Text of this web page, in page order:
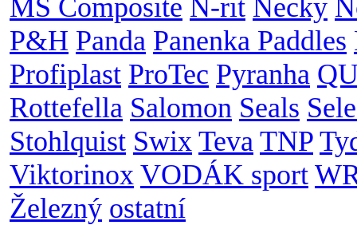
MS Composite N-rit Necky
P&H Panda Panenka Paddles
Profiplast ProTec Pyranha
Rottefella Salomon Seals
Stohlquist Swix Teva TNP
Viktorinox VODÁK sport
Železný ostatní